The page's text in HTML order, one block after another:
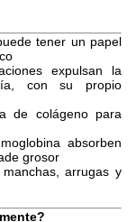
tener un papel
expulsan la
con su propio
de colágeno para
absorben
grosor
arrugas y